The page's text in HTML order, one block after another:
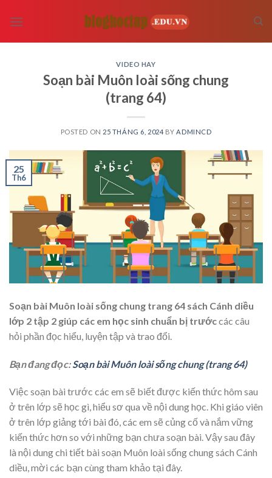
VIDEO HAY
Soạn bài Muôn loài sống chung
(trang 64)
POSTED ON 25 THÁNG 6, 2024 BY ADMINCD
25
Th6
Soạn bài Muôn loài sống chung trang 64 sách Cánh diều
lớp 2 tập 2 giúp các em học sinh chuẩn bị trướccác câu
hỏi phần đọc hiểu, luyện tập và trao đổi.
Bạn đang đọc:Soạn bài Muôn loài sống chung (trang 64)
Việc soạn bài trước các em sẽ biết được kiến thức hôm sau
ở trên lớp sẽ học gì, hiểu sơ qua về nội dung học. Khi giáo viên
ở trên lớp giảng tới bài đó, các em sẽ củng cố và nắm vững
kiến thức hơn so với những bạn chưa soạn bài. Vậy sau đây
là nội dung chi tiết bài soạn Muôn loài sống chung sách Cánh
diều, mời các bạn cùng tham khảo tại đây.